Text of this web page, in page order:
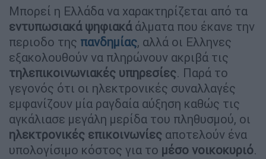
Μπορεί η Ελλάδα να χαρακτηρίζεται από τα
εντυπωσιακά ψηφιακάάλματα που έκανε την
περιοδο της πανδημίας, αλλά οι Ελληνες
εξακολουθούν να πληρώνουν ακριβά τις
τηλεπικοινωνιακές υπηρεσίες. Παρά το
γεγονός ότι οι ηλεκτρονικές συναλλαγές
εμφανίζουν μία ραγδαία αύξηση καθώς τις
αγκάλιασε μεγάλη μερίδα του πληθυσμού, οι
ηλεκτρονικές επικοινωνίες αποτελούν ένα
υπολογίσιμο κόστος για το μέσο νοικοκυριό.